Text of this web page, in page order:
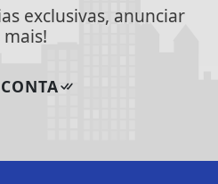
exclusivas, anunciar